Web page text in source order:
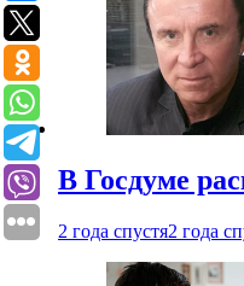
В Госдуме
2 года спустя2 года